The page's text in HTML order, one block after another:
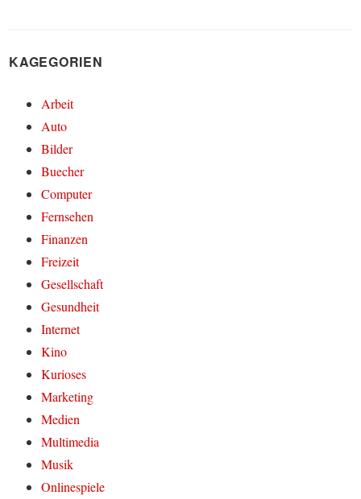
KAGEGORIEN
Arbeit
Auto
Bilder
Buecher
Computer
Fernsehen
Finanzen
Freizeit
Gesellschaft
Gesundheit
Internet
Kino
Kurioses
Marketing
Medien
Multimedia
Musik
Onlinespiele